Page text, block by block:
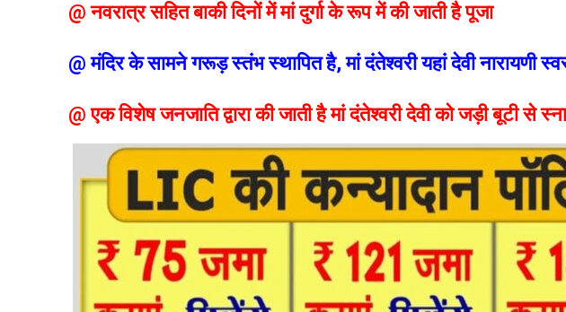
@ नवरात्र सहित बाकी दिनों में मां दुर्गा के रूप में की जाती है पूजा
@ मंदिर के सामने गरूड़ स्तंभ स्थापित है, मां दंतेश्वरी यहां देवी नारायणी
@ एक विशेष जनजाति द्वारा की जाती है मां दंतेश्वरी देवी को जड़ी बूटी से